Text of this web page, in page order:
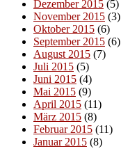
Dezember 2015 (5)
November 2015 (3)
Oktober 2015 (6)
September 2015 (6)
August 2015 (7)
Juli 2015 (5)
Juni 2015 (4)
Mai 2015 (9)
April 2015 (11)
März 2015 (8)
Februar 2015 (11)
Januar 2015 (8)